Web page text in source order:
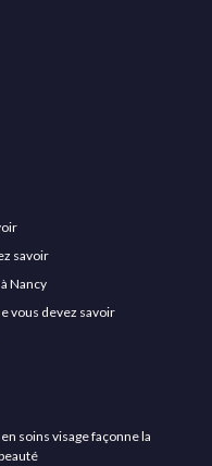
savoir
Nancy
vous devez savoir
soins visage façonne la